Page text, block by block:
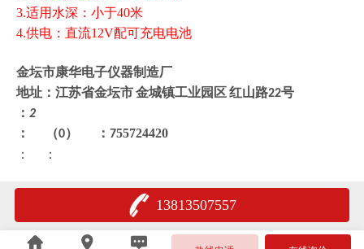
3.适用水深：小于40米
4.供电：直流12V配可充电电池
金坛市康华电子仪器制造厂
地址：江苏省金坛市金城镇工业园区红山路22号
： 2
： （0） ： 755724420
：
：
13813507557